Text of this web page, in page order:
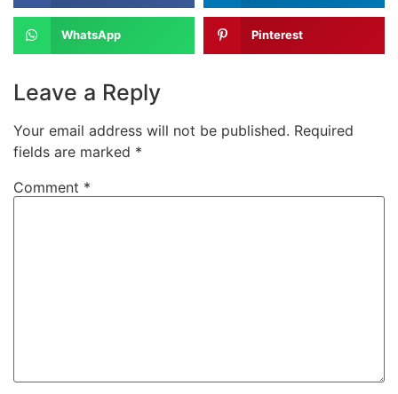
WhatsApp Pinterest
Leave a Reply
Your email address will not be published. Required
fields are marked *
Comment *